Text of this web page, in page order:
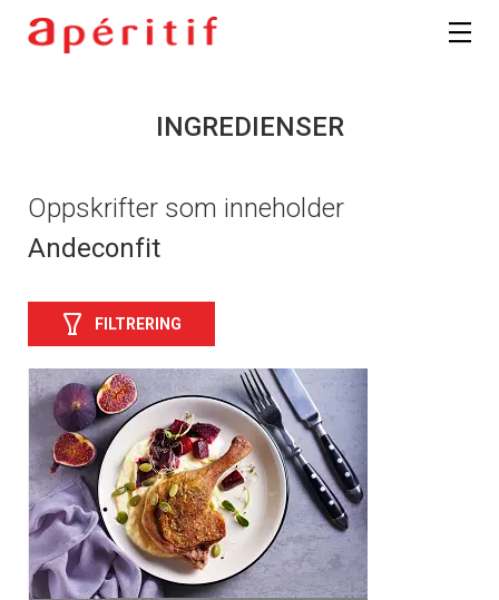
INGREDIENSER
Oppskrifter som inneholder
Andeconfit
FILTRERING